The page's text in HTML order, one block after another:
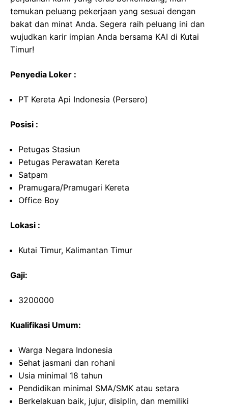
temukan peluang pekerjaan yang sesuai dengan
bakat dan minat Anda. Segera raih peluang ini dan
wujudkan karir impian Anda bersama KAI di Kutai
Timur!
Penyedia Loker :
PT Kereta Api Indonesia (Persero)
Posisi :
Petugas Stasiun
Petugas Perawatan Kereta
Satpam
Pramugara/Pramugari Kereta
Office Boy
Lokasi :
Kutai Timur, Kalimantan Timur
Gaji:
3200000
Kualifikasi Umum:
Warga Negara Indonesia
Sehat jasmani dan rohani
Usia minimal 18 tahun
Pendidikan minimal SMA/SMK atau setara
Berkelakuan baik, jujur, disiplin, dan memiliki